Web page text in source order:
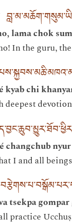
lama chok
In the guru,
kyab chi
deepest
changchub
I and all
tsekpa gompar
practice